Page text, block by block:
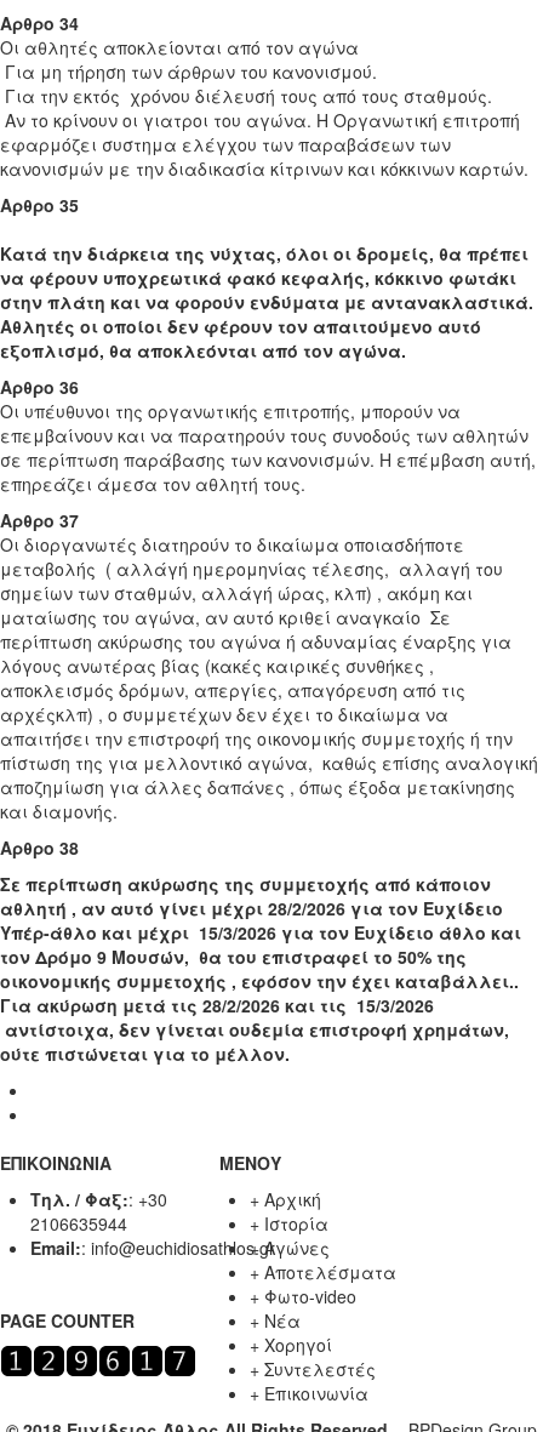
Αρθρο 34
Οι αθλητές αποκλείονται από τον αγώνα
Για μη τήρηση των άρθρων του κανονισμού.
Για την εκτός χρόνου διέλευσή τους από τους σταθμούς.
Αν το κρίνουν οι γιατροι του αγώνα. Η Οργανωτική επιτροπή
εφαρμόζει συστημα ελέγχου των παραβάσεων των
κανονισμών με την διαδικασία κίτρινων και κόκκινων καρτών.
Αρθρο 35
Κατά την διάρκεια της νύχτας, όλοι οι δρομείς, θα πρέπει
να φέρουν υποχρεωτικά φακό κεφαλής, κόκκινο φωτάκι
στην πλάτη και να φορούν ενδύματα με αντανακλαστικά.
Αθλητές οι οποίοι δεν φέρουν τον απαιτούμενο αυτό
εξοπλισμό, θα αποκλεόνται από τον αγώνα.
Αρθρο 36
Οι υπέυθυνοι της οργανωτικής επιτροπής, μπορούν να
επεμβαίνουν και να παρατηρούν τους συνοδούς των αθλητών
σε περίπτωση παράβασης των κανονισμών. Η επέμβαση αυτή,
επηρεάζει άμεσα τον αθλητή τους.
Αρθρο 37
Οι διοργανωτές διατηρούν το δικαίωμα οποιασδήποτε
μεταβολής ( αλλάγή ημερομηνίας τέλεσης, αλλαγή του
σημείων των σταθμών, αλλάγή ώρας, κλπ) , ακόμη και
ματαίωσης του αγώνα, αν αυτό κριθεί αναγκαίο Σε
περίπτωση ακύρωσης του αγώνα ή αδυναμίας έναρξης για
λόγους ανωτέρας βίας (κακές καιρικές συνθήκες ,
αποκλεισμός δρόμων, απεργίες, απαγόρευση από τις
αρχέςκλπ) , ο συμμετέχων δεν έχει το δικαίωμα να
απαιτήσει την επιστροφή της οικονομικής συμμετοχής ή την
πίστωση της για μελλοντικό αγώνα, καθώς επίσης αναλογική
αποζημίωση για άλλες δαπάνες , όπως έξοδα μετακίνησης
και διαμονής.
Αρθρο 38
Σε περίπτωση ακύρωσης της συμμετοχής από κάποιον
αθλητή , αν αυτό γίνει μέχρι 28/2/2026 για τον Ευχίδειο
Υπέρ-άθλο και μέχρι 15/3/2026 για τον Ευχίδειο άθλο και
τον Δρόμο 9 Μουσών, θα του επιστραφεί το 50% της
οικονομικής συμμετοχής , εφόσον την έχει καταβάλλει..
Για ακύρωση μετά τις 28/2/2026 και τις 15/3/2026
αντίστοιχα, δεν γίνεται ουδεμία επιστροφή χρημάτων,
ούτε πιστώνεται για το μέλλον.
ΕΠΙΚΟΙΝΩΝΙΑ
Τηλ. / Φαξ:: +30
2106635944
Email:: info@euchidiosathlos.gr
PAGE COUNTER
ΜΕΝΟΥ
+Αρχική
+ Ιστορία
+Αγώνες
+Αποτελέσματα
+ Φωτο-video
+ Νέα
+Χορηγοί
+Συντελεστές
+ Επικοινωνία